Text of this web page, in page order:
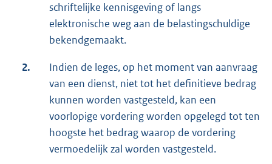
schriftelijke kennisgeving of langs
elektronische weg aan de belastingschuldige
bekendgemaakt.
2.
Indien de leges, op het moment van aanvraag
van een dienst, niet tot het definitieve bedrag
kunnen worden vastgesteld, kan een
voorlopige vordering worden opgelegd tot ten
hoogste het bedrag waarop de vordering
vermoedelijk zal worden vastgesteld.